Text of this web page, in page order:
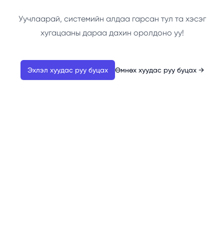
Уучлаарай, системийн алдаа гарсан тул та хэсэг
хугацааны дараа дахин оролдоно уу!
Эхлэл хуудас руу буцах Өмнөх хуудас руу буцах →